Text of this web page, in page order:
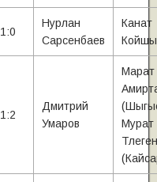
1:0
Нурлан
Сарсенбаев
Канат
1:2
Дмитрий
Умаров
Марат
Мурат